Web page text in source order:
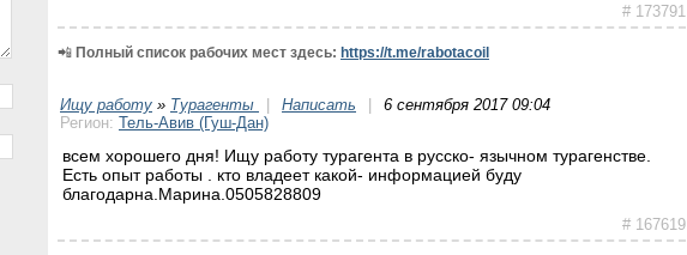
# 173791
📲 Полный список рабочих мест здесь: https://t.me/rabotacoil
Ищу работу » Турагенты | Написать |
6 сентября 2017 09:04
Регион: Тель-Авив (Гуш-Дан)
всем хорошего дня! Ищу работу турагента в русско- язычном турагенстве.
Есть опыт работы . кто владеет какой- информацией буду
благодарна.Марина.0505828809
# 167619